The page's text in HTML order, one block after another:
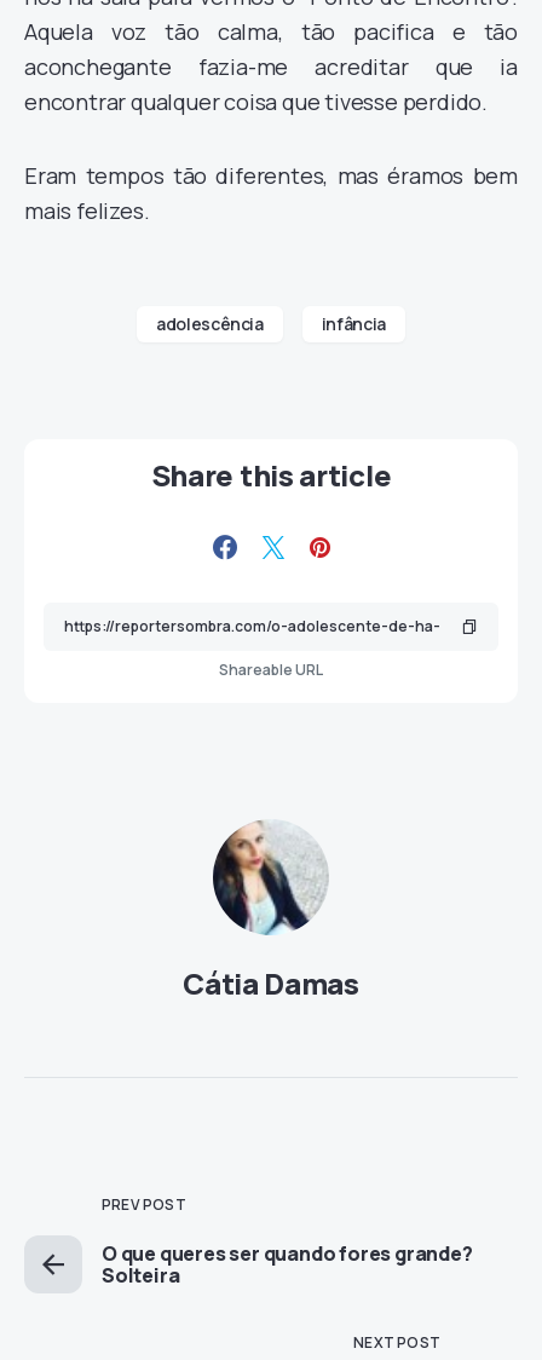
Aquela voz tão calma, tão pacifica e tão
aconchegante fazia-me acreditar que ia
encontrar qualquer coisa que tivesse perdido.
Eram tempos tão diferentes, mas éramos bem
mais felizes.
adolescência infância
Share this article
Shareable URL
Cátia Damas
PREV POST
O que queres ser quando fores grande?
Solteira
NEXT POST